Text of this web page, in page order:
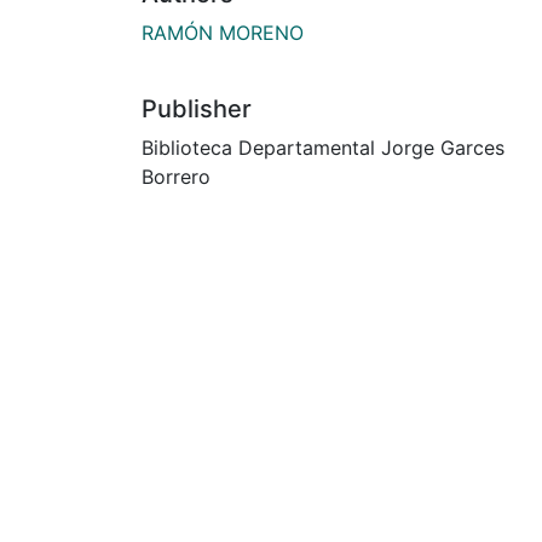
RAMÓN MORENO
Publisher
Biblioteca Departamental Jorge Garces
Borrero